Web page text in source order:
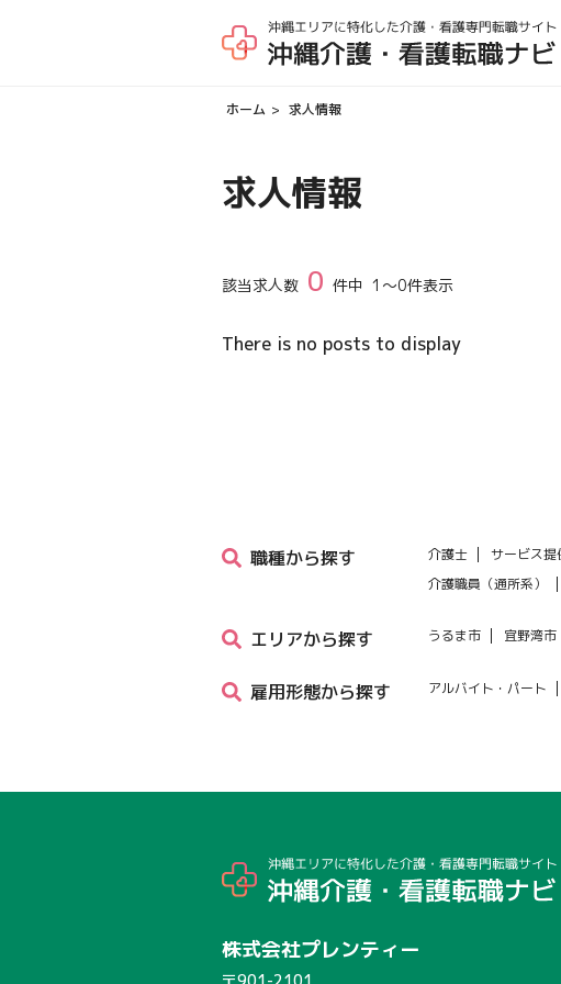
ホーム 求人情報
求人情報
該当求人数 0 件中 1 ～0件表示
There is no posts to display
職種から探す 介護士 サービス提
介護職員（通所系）
エリアから探す うるま市 宜野湾市
雇用形態から探す アルバイト・パート
株式会社プレンティー